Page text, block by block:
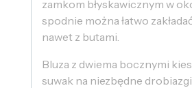
zamkom błyskawicznym w
spodnie można łatwo
nawet z butami.
Bluza z dwiema bocznymi
suwak na niezbędne drobiazgi